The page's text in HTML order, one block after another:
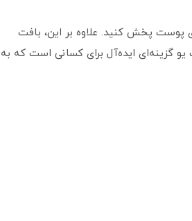
پوست پخش کنید. علاوه بر این، بافت
گزینه‌ای ایده‌آل برای کسانی است که به